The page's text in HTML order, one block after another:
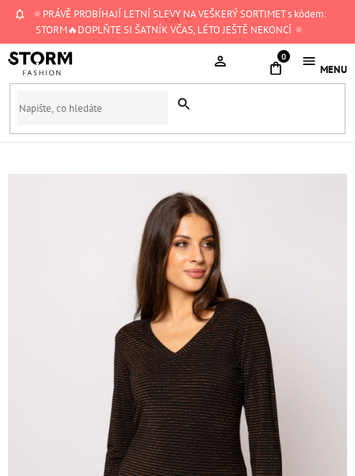
Přejít
🔅PRÁVĚ PROBÍHAJÍ LETNÍ SLEVY NA VEŠKERÝ SORTIMET s kódem:
STORM🔥DOPLŇTE SI ŠATNÍK VČAS, LÉTO JEŠTĚ NEKONCÍ 🔅
CZK
NÁKUPNÍ